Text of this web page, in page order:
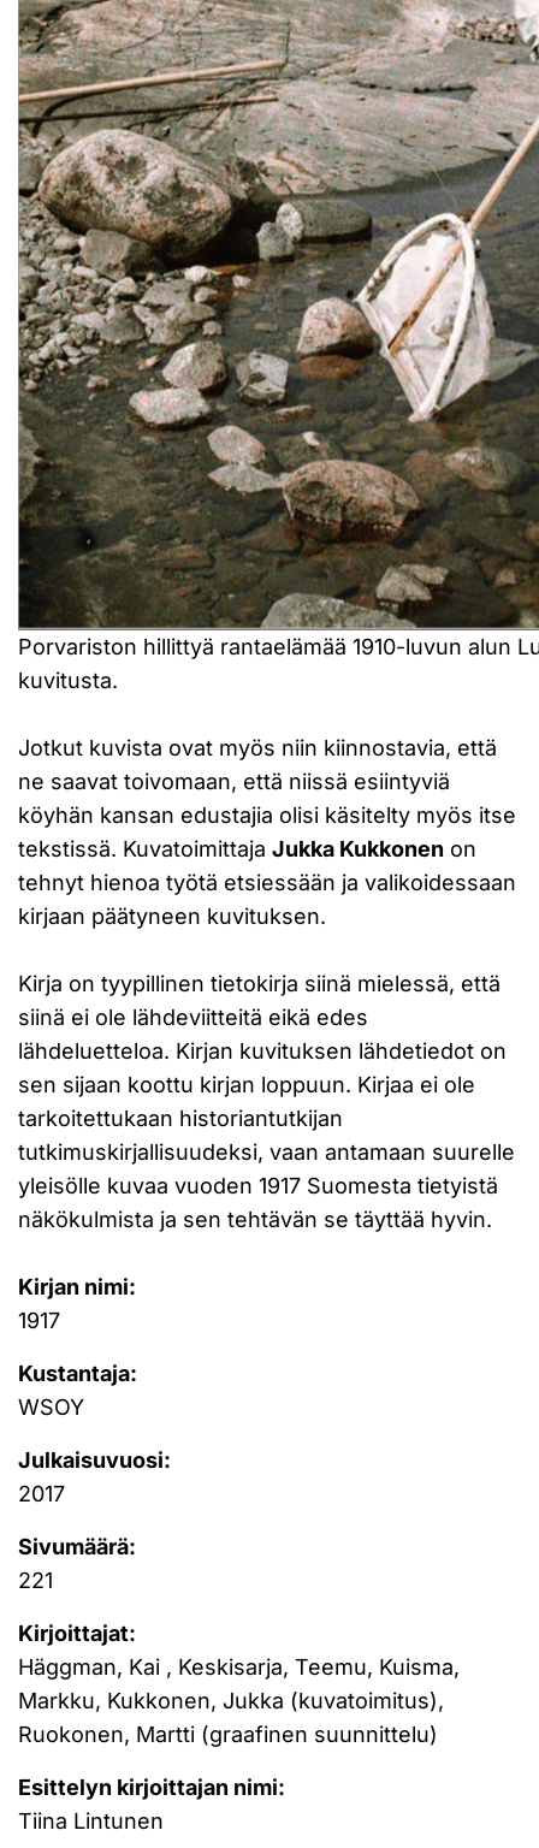
Porvariston hillittyä rantaelämää 1910-luvun alun
kuvitusta.
Jotkut kuvista ovat myös niin kiinnostavia, että
ne saavat toivomaan, että niissä esiintyviä
köyhän kansan edustajia olisi käsitelty myös itse
tekstissä. Kuvatoimittaja Jukka Kukkonen on
tehnyt hienoa työtä etsiessään ja valikoidessaan
kirjaan päätyneen kuvituksen.
Kirja on tyypillinen tietokirja siinä mielessä, että
siinä ei ole lähdeviitteitä eikä edes
lähdeluetteloa. Kirjan kuvituksen lähdetiedot on
sen sijaan koottu kirjan loppuun. Kirjaa ei ole
tarkoitettukaan historiantutkijan
tutkimuskirjallisuudeksi, vaan antamaan suurelle
yleisölle kuvaa vuoden 1917 Suomesta tietyistä
näkökulmista ja sen tehtävän se täyttää hyvin.
Kirjan nimi:
1917
Kustantaja:
WSOY
Julkaisuvuosi:
2017
Sivumäärä:
221
Kirjoittajat:
Häggman, Kai , Keskisarja, Teemu, Kuisma,
Markku, Kukkonen, Jukka (kuvatoimitus),
Ruokonen, Martti (graafinen suunnittelu)
Esittelyn kirjoittajan nimi:
Tiina Lintunen